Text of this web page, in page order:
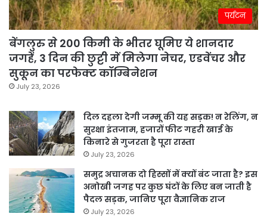
पर्यटन
बेंगलुरु से 200 किमी के भीतर घूमिए ये शानदार
जगहें, 3 दिन की छुट्टी में मिलेगा नेचर, एडवेंचर और
सुकून का परफेक्ट कॉम्बिनेशन
July 23, 2026
दिल दहला देगी जम्मू की यह सड़क! न रेलिंग, न
सुरक्षा इंतजाम, हजारों फीट गहरी खाई के
किनारे से गुजरता है पूरा रास्ता
July 23, 2026
समुद्र अचानक दो हिस्सों में क्यों बंट जाता है? इस
अनोखी जगह पर कुछ घंटों के लिए बन जाती है
पैदल सड़क, जानिए पूरा वैज्ञानिक राज
July 23, 2026